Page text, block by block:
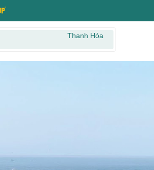
Thanh Hóa